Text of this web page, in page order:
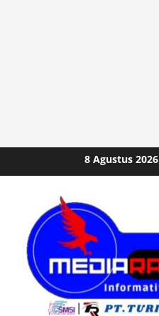
to
8 Agustus 2026